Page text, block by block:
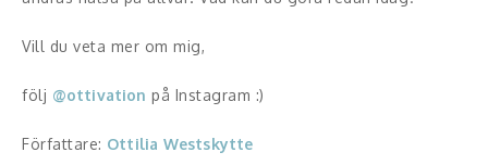
Vill du veta mer om mig,
följ @ottivation på Instagram :)
Författare: Ottilia Westskytte